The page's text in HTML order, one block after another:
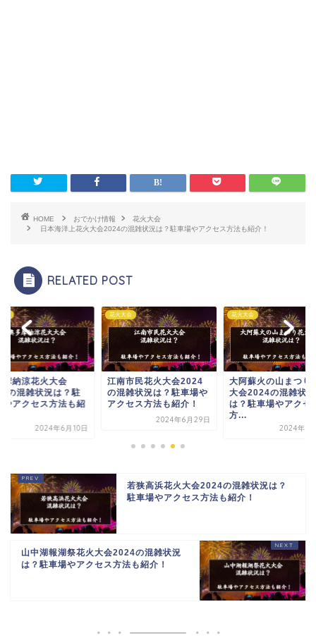
HOME おでかけ情報
花火大会
日本海洋上花火大会2024の混雑状況は？駐車場やアクセス方法も紹介！
RELATED POST
市民花火大会2024
雑状況は？駐車場や
セス方法も紹介！
花火大会
大阿蘇火の山まつり花火
大会2024の混雑状況
は？駐車場やアクセス
花火大会
浜玉町花火大会
混雑状況は？駐車場
クセス方法も紹介！
若狭高浜花火大会2024の混雑状況は？
駐車場やアクセス方法も紹介！
山中湖報湖祭花火大会2024の混雑状況
は？駐車場やアクセス方法も紹介！